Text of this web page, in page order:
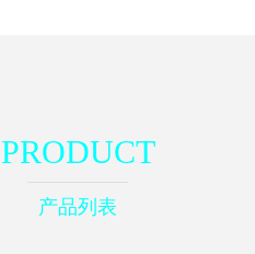
PRODUCT
产品列表